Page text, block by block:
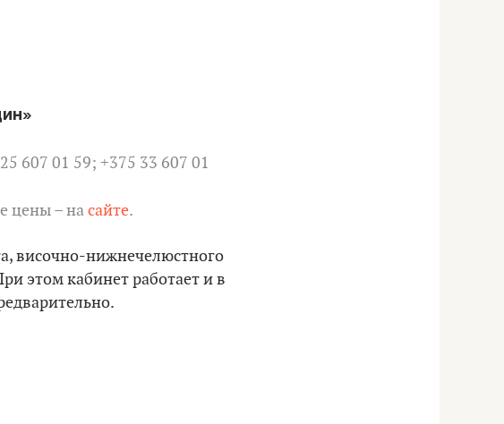
607 01 59; +375 33 607 01
цены – насайте.
височно-нижнечелюстного
этом кабинет работает и в